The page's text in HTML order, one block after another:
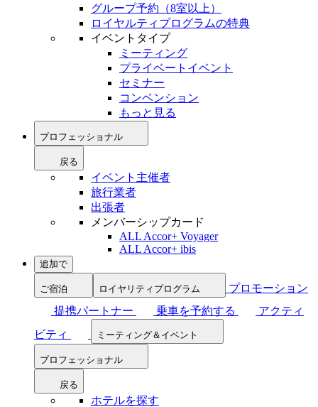
グループ予約（8室以上）
ロイヤルティプログラムの特典
イベントタイプ
ミーティング
プライベートイベント
セミナー
コンベンション
もっと見る
プロフェッショナル
戻る
イベント主催者
旅行業者
出張者
メンバーシップカード
ALL Accor+ Voyager
ALL Accor+ ibis
追加で
ご宿泊 ロイヤリティプログラム
プロモーション
提携パートナー
乗車を予約する
アクティ
ビティ
ミーティング＆イベント
プロフェッショナル
戻る
ホテルを探す